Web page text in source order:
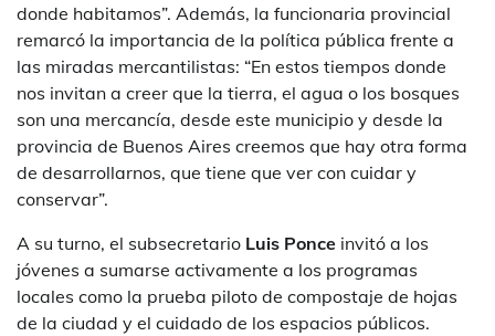
donde habitamos”. Además, la funcionaria provincial
remarcó la importancia de la política pública frente a
las miradas mercantilistas: “En estos tiempos donde
nos invitan a creer que la tierra, el agua o los bosques
son una mercancía, desde este municipio y desde la
provincia de Buenos Aires creemos que hay otra forma
de desarrollarnos, que tiene que ver con cuidar y
conservar”.
A su turno, el subsecretario Luis Ponce invitó a los
jóvenes a sumarse activamente a los programas
locales como la prueba piloto de compostaje de hojas
de la ciudad y el cuidado de los espacios públicos.